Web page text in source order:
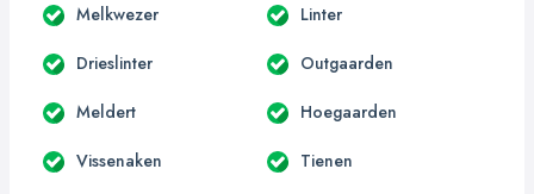
Melkwezer Linter
Drieslinter Outgaarden
Meldert Hoegaarden
Vissenaken Tienen